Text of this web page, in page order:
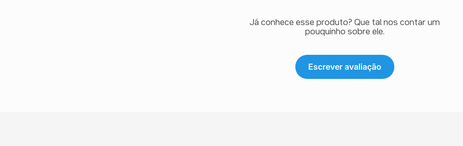
Já conhece esse produto? Que tal nos contar um
pouquinho sobre ele.
Escrever avaliação